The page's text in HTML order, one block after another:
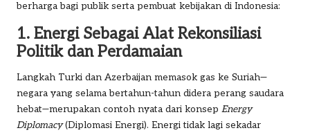
berharga bagi publik serta pembuat kebijakan di Indonesia:
1. Energi Sebagai Alat Rekonsiliasi
Politik dan Perdamaian
Langkah Turki dan Azerbaijan memasok gas ke Suriah—
negara yang selama bertahun-tahun didera perang saudara
hebat—merupakan contoh nyata dari konsep Energy
Diplomacy(Diplomasi Energi). Energi tidak lagi sekadar